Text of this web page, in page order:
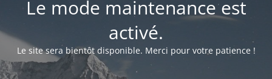
Le mode maintenance est
activé.
Le site sera bientôt disponible. Merci pour votre patience !